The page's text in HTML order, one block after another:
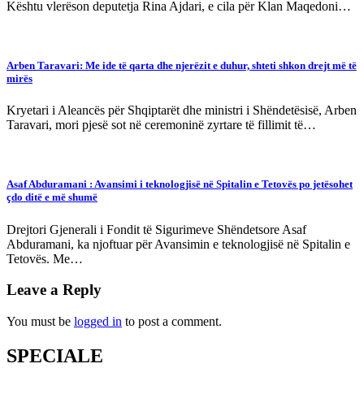
Kështu vlerëson deputetja Rina Ajdari, e cila për Klan Maqedoni…
Arben Taravari: Me ide të qarta dhe njerëzit e duhur, shteti shkon drejt më të
mirës
Kryetari i Aleancës për Shqiptarët dhe ministri i Shëndetësisë, Arben
Taravari, mori pjesë sot në ceremoninë zyrtare të fillimit të…
Asaf Abduramani : Avansimi i teknologjisë në Spitalin e Tetovës po jetësohet
çdo ditë e më shumë
Drejtori Gjenerali i Fondit të Sigurimeve Shëndetsore Asaf
Abduramani, ka njoftuar për Avansimin e teknologjisë në Spitalin e
Tetovës. Me…
Leave a Reply
You must be logged in to post a comment.
SPECIALE